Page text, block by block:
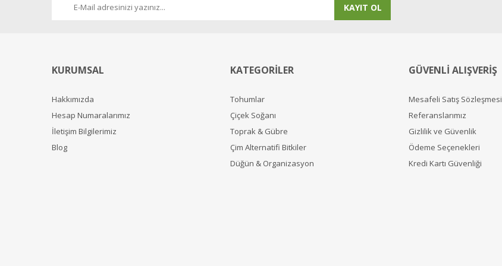
KAYIT OL
KURUMSAL
Hakkımızda
Hesap Numaralarımız
İletişim Bilgilerimiz
Blog
KATEGORİLER
Tohumlar
Çiçek Soğanı
Toprak & Gübre
Çim Alternatifi Bitkiler
Düğün & Organizasyon
GÜVENLİ ALIŞVERİŞ
Mesafeli Satış Sözleşmesi
Referanslarımız
Gizlilik ve Güvenlik
Ödeme Seçenekleri
Kredi Kartı Güvenliği